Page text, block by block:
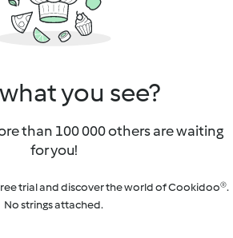
you see?
than 100 000 others are waiting
for you!
trial and discover the world of Cookidoo®.
No strings attached.